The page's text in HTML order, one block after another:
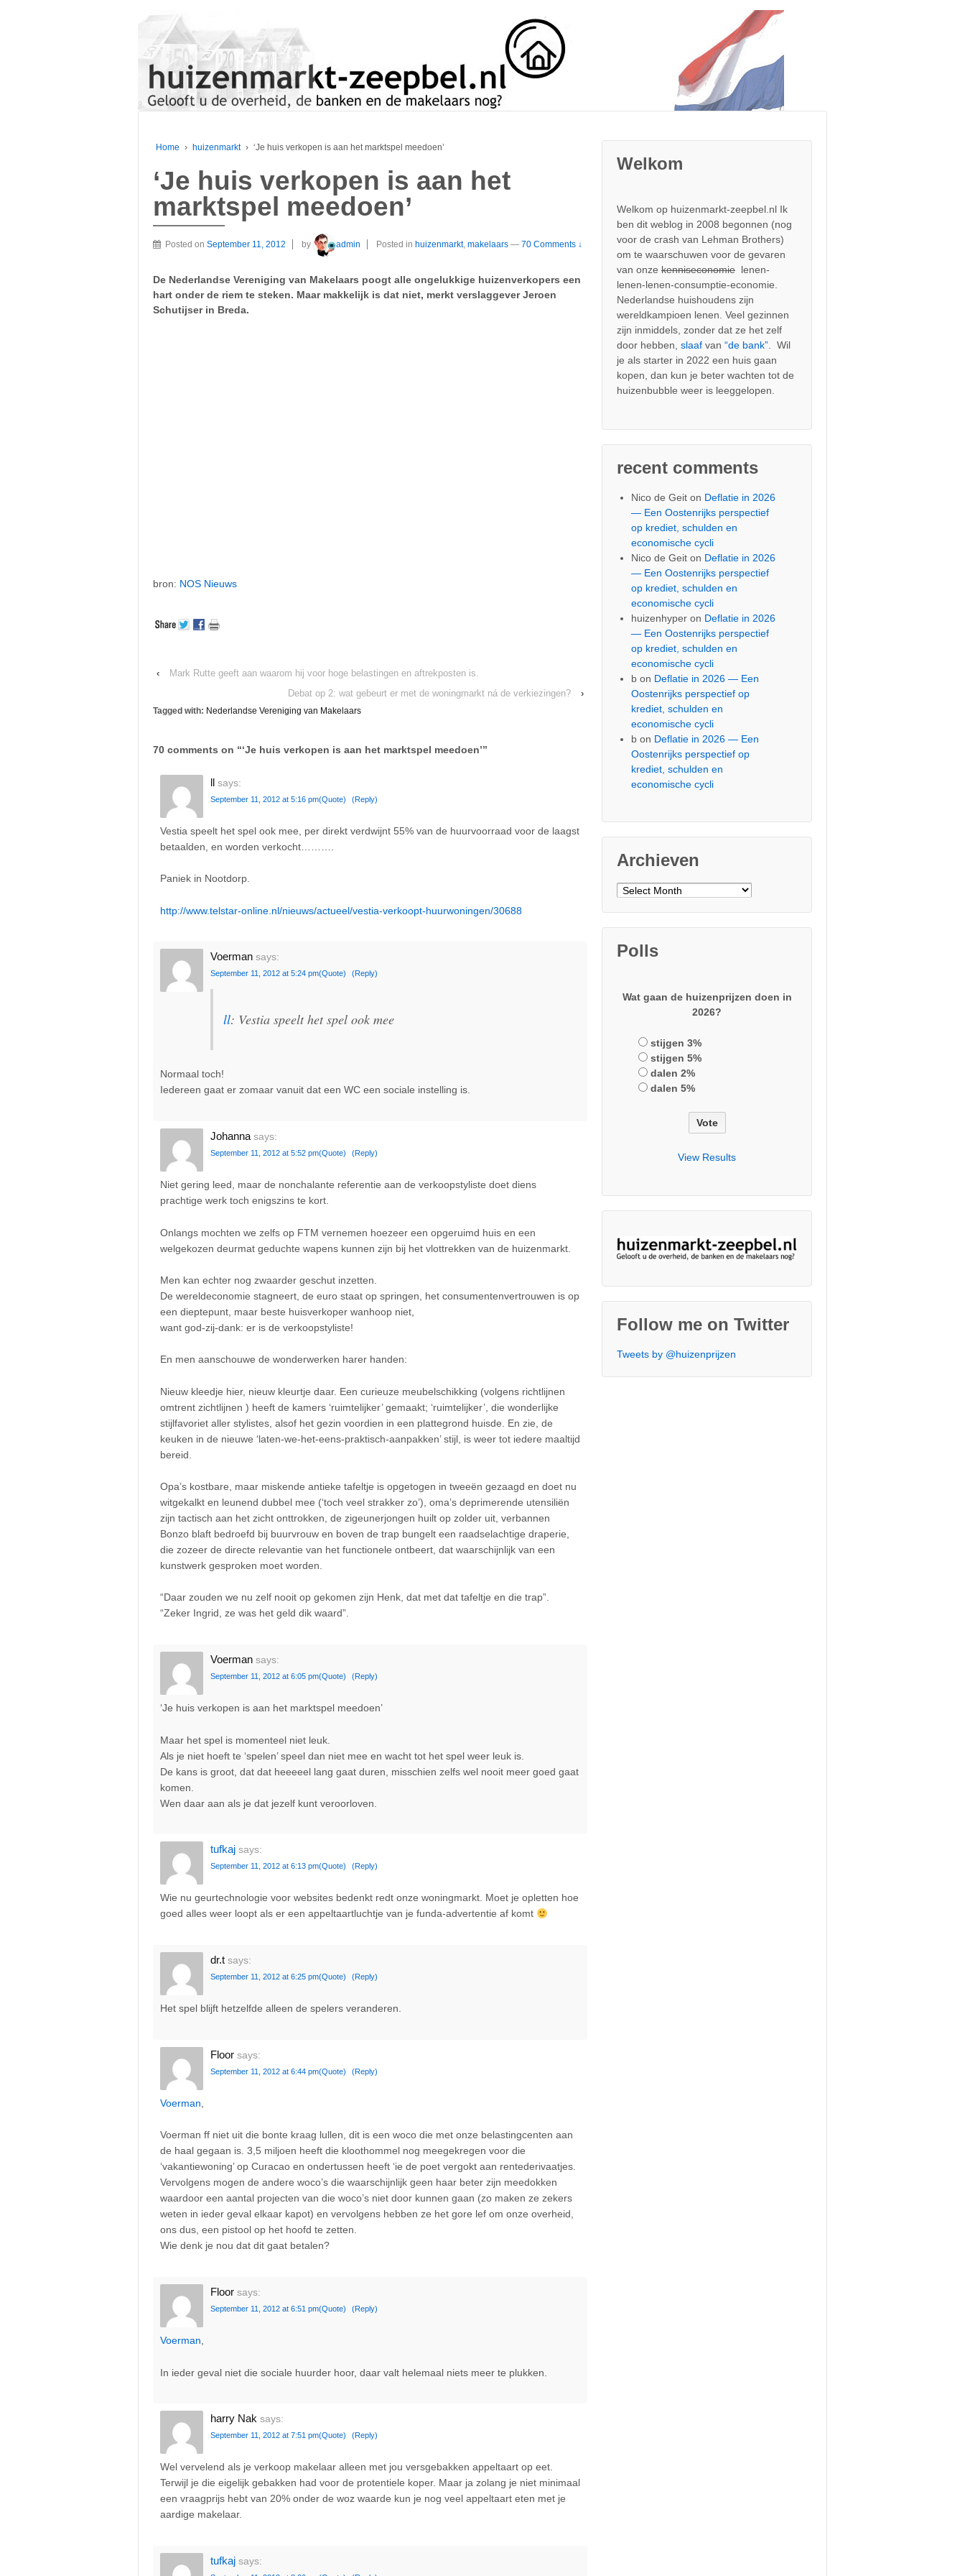
Home › huizenmarkt › ‘Je huis verkopen is aan het marktspel meedoen’
‘Je huis verkopen is aan het
marktspel meedoen’
Posted on September 11, 2012 by admin Posted in huizenmarkt, makelaars — 70 Comments ↓
De Nederlandse Vereniging van Makelaars poogt alle ongelukkige huizenverkopers een
hart onder de riem te steken. Maar makkelijk is dat niet, merkt verslaggever Jeroen
Schutijser in Breda.
bron: NOS Nieuws
‹
Mark Rutte geeft aan waarom hij voor hoge belastingen en aftrekposten is.
Debat op 2: wat gebeurt er met de woningmarkt ná de verkiezingen?
›
Tagged with: Nederlandse Vereniging van Makelaars
70 comments on “‘Je huis verkopen is aan het marktspel meedoen’”
ll says:
September 11, 2012 at 5:16 pm(Quote) (Reply)
Vestia speelt het spel ook mee, per direkt verdwijnt 55% van de huurvoorraad voor de laagst
betaalden, en worden verkocht……….
Paniek in Nootdorp.
http://www.telstar-online.nl/nieuws/actueel/vestia-verkoopt-huurwoningen/30688
Voerman says:
September 11, 2012 at 5:24 pm(Quote) (Reply)
ll: Vestia speelt het spel ook mee
Normaal toch!
Iedereen gaat er zomaar vanuit dat een WC een sociale instelling is.
Johanna says:
September 11, 2012 at 5:52 pm(Quote) (Reply)
Niet gering leed, maar de nonchalante referentie aan de verkoopstyliste doet diens
prachtige werk toch enigszins te kort.
Onlangs mochten we zelfs op FTM vernemen hoezeer een opgeruimd huis en een
welgekozen deurmat geduchte wapens kunnen zijn bij het vlottrekken van de huizenmarkt.
Men kan echter nog zwaarder geschut inzetten.
De wereldeconomie stagneert, de euro staat op springen, het consumentenvertrouwen is op
een dieptepunt, maar beste huisverkoper wanhoop niet,
want god-zij-dank: er is de verkoopstyliste!
En men aanschouwe de wonderwerken harer handen:
Nieuw kleedje hier, nieuw kleurtje daar. Een curieuze meubelschikking (volgens richtlijnen
omtrent zichtlijnen ) heeft de kamers ‘ruimtelijker’ gemaakt; ‘ruimtelijker’, die wonderlijke
stijlfavoriet aller stylistes, alsof het gezin voordien in een plattegrond huisde. En zie, de
keuken in de nieuwe ‘laten-we-het-eens-praktisch-aanpakken’ stijl, is weer tot iedere maaltijd
bereid.
Opa’s kostbare, maar miskende antieke tafeltje is opgetogen in tweeën gezaagd en doet nu
witgekalkt en leunend dubbel mee (‘toch veel strakker zo’), oma’s deprimerende utensiliën
zijn tactisch aan het zicht onttrokken, de zigeunerjongen huilt op zolder uit, verbannen
Bonzo blaft bedroefd bij buurvrouw en boven de trap bungelt een raadselachtige draperie,
die zozeer de directe relevantie van het functionele ontbeert, dat waarschijnlijk van een
kunstwerk gesproken moet worden.
“Daar zouden we nu zelf nooit op gekomen zijn Henk, dat met dat tafeltje en die trap”.
“Zeker Ingrid, ze was het geld dik waard”.
Voerman says:
September 11, 2012 at 6:05 pm(Quote) (Reply)
‘Je huis verkopen is aan het marktspel meedoen’
Maar het spel is momenteel niet leuk.
Als je niet hoeft te ‘spelen’ speel dan niet mee en wacht tot het spel weer leuk is.
De kans is groot, dat dat heeeeel lang gaat duren, misschien zelfs wel nooit meer goed gaat
komen.
Wen daar aan als je dat jezelf kunt veroorloven.
tufkaj says:
September 11, 2012 at 6:13 pm(Quote) (Reply)
Wie nu geurtechnologie voor websites bedenkt redt onze woningmarkt. Moet je opletten hoe
goed alles weer loopt als er een appeltaartluchtje van je funda-advertentie af komt
dr.t says:
September 11, 2012 at 6:25 pm(Quote) (Reply)
Het spel blijft hetzelfde alleen de spelers veranderen.
Floor says:
September 11, 2012 at 6:44 pm(Quote) (Reply)
Voerman
Voerman ff niet uit die bonte kraag lullen, dit is een woco die met onze belastingcenten aan
de haal gegaan is. 3,5 miljoen heeft die kloothommel nog meegekregen voor die
‘vakantiewoning’ op Curacao en ondertussen heeft ‘ie de poet vergokt aan rentederivaatjes.
Vervolgens mogen de andere woco’s die waarschijnlijk geen haar beter zijn meedokken
waardoor een aantal projecten van die woco’s niet door kunnen gaan (zo maken ze zekers
weten in ieder geval elkaar kapot) en vervolgens hebben ze het gore lef om onze overheid,
ons dus, een pistool op het hoofd te zetten.
Wie denk je nou dat dit gaat betalen?
Floor says:
September 11, 2012 at 6:51 pm(Quote) (Reply)
Voerman
In ieder geval niet die sociale huurder hoor, daar valt helemaal niets meer te plukken.
harry Nak says:
September 11, 2012 at 7:51 pm(Quote) (Reply)
Wel vervelend als je verkoop makelaar alleen met jou versgebakken appeltaart op eet.
Terwijl je die eigelijk gebakken had voor de protentiele koper. Maar ja zolang je niet minimaal
een vraagprijs hebt van 20% onder de woz waarde kun je nog veel appeltaart eten met je
aardige makelaar.
tufkaj says:
Welkom
Welkom op huizenmarkt-zeepbel.nl Ik
ben dit weblog in 2008 begonnen (nog
voor de crash van Lehman Brothers)
om te waarschuwen voor de gevaren
van onzekenniseconomie lenen-
lenen-lenen-consumptie-economie.
Nederlandse huishoudens zijn
wereldkampioen lenen. Veel gezinnen
zijn inmiddels, zonder dat ze het zelf
door hebben,slaaf van“de bank”. Wil
je als starter in 2022 een huis gaan
kopen, dan kun je beter wachten tot de
huizenbubble weer is leeggelopen.
recent comments
Nico de Geit on Deflatie in 2026
— Een Oostenrijks perspectief
op krediet, schulden en
economische cycli
Nico de Geit on Deflatie in 2026
— Een Oostenrijks perspectief
op krediet, schulden en
economische cycli
huizenhyper on Deflatie in 2026
— Een Oostenrijks perspectief
op krediet, schulden en
economische cycli
b on Deflatie in 2026 — Een
Oostenrijks perspectief op
krediet, schulden en
economische cycli
b on Deflatie in 2026 — Een
Oostenrijks perspectief op
krediet, schulden en
economische cycli
Archieven
Archieven
Polls
Wat gaan de huizenprijzen doen in
2026?
stijgen 3%
stijgen 5%
dalen 2%
dalen 5%
View Results
Follow me on Twitter
Tweets by @huizenprijzen